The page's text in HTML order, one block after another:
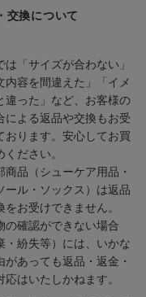
交換について
は「サイズが合わない」
内容を間違えた」「イメ
違った」など、お客様の
による返品や交換もお受
おります。安心してお買
ください。
品（シューケア用品・
ール・ソックス）は返品
をお受けできません。
の確認ができない場合
・紛失等）には、いかな
があっても返品・返金・
応はいたしかねます。